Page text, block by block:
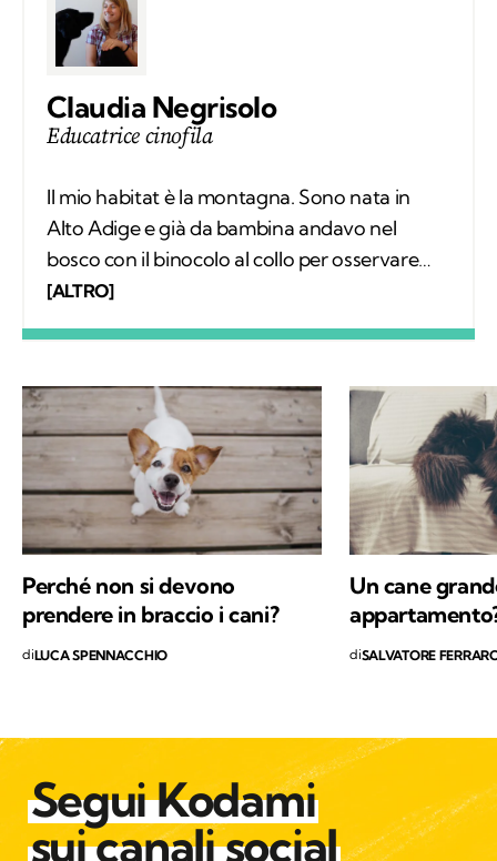
Claudia Negrisolo
Educatrice cinofila
Il mio habitat è la montagna. Sono nata in
Alto Adige e già da bambina andavo nel
bosco con il binocolo al collo per osservare
silenziosamente i comportamenti degli
poi ho studiato etologia, sono diventata
educatrice cinofila e ho trovato il mio posto in
Trentino, sulle Dolomiti di Brenta. Ora scrivo
di animali selvatici e domestici che vivono più
o meno vicini agli esseri umani, con la
speranza di sensibilizzare alla tutela di ogni
[ALTRO]
Perché non si devono
prendere in braccio i cani?
diLUCA SPENNACCHIO
Un cane
diSALVATORE
Segui Kodami
sui canali social